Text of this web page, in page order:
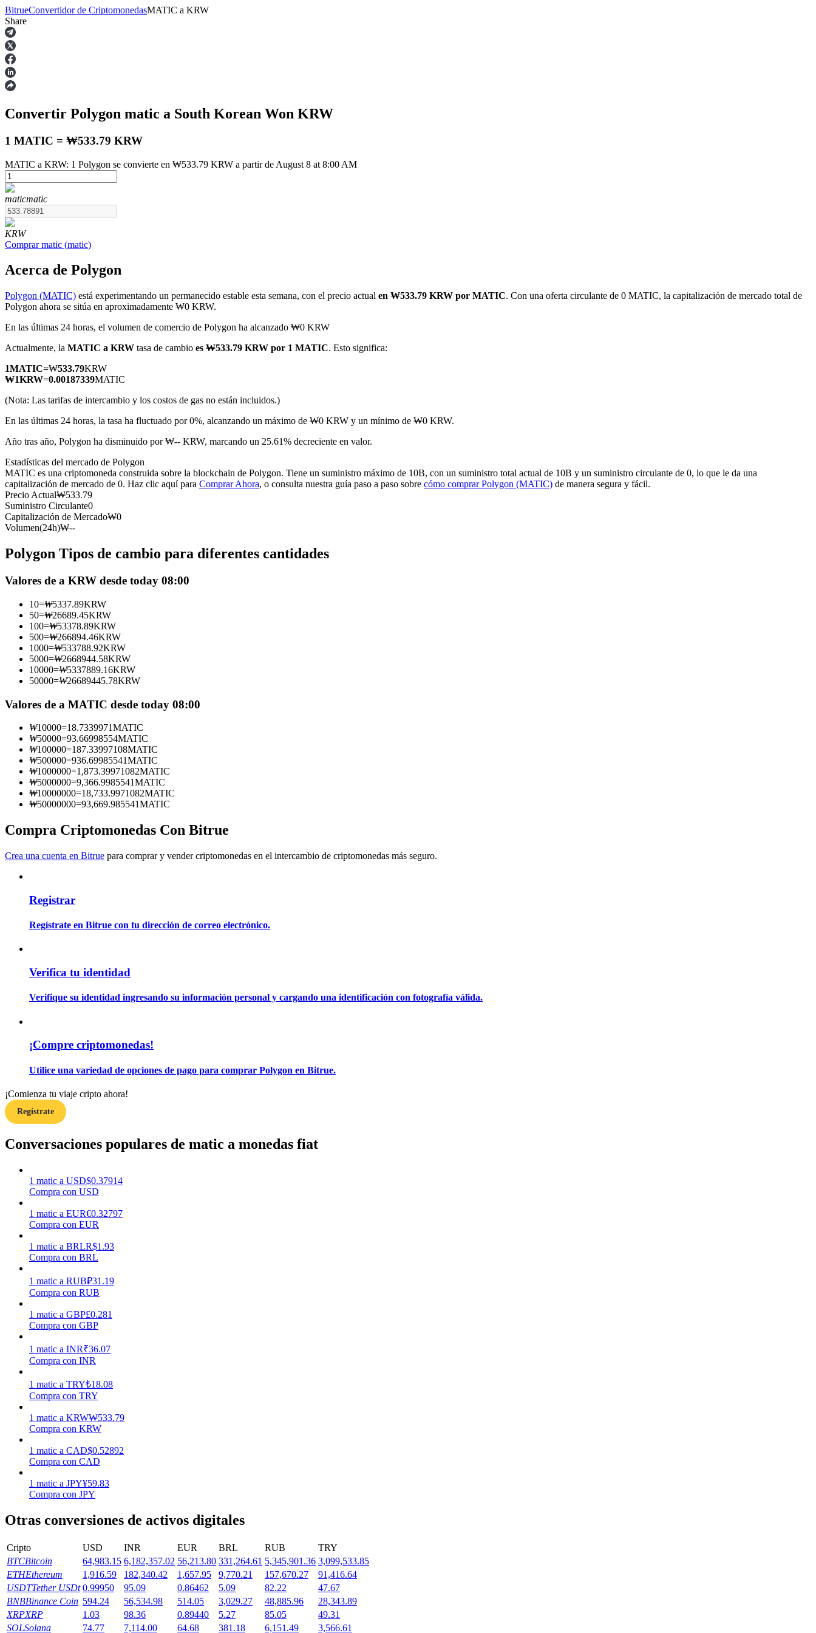
Futuros
Futuros del USDT
Futuros que utilizan USDT como garantía
Futuros COIN-M
Futuros de criptomonedas
Futuros que utilizan USDC como garantía
Copiar Trading
Únete a los mejores traders
Conviértete en un Trader de Copia
Información
Análisis de big data que incluye información comercial, etc.
Guía
Estrategias comerciales
Aprenda cómo mantenerse rentable
BitrueConvertidor de CriptomonedasMATIC a KRW
Share
Convertir Polygon matic a South Korean Won KRW
1 MATIC = ₩533.79 KRW
MATIC a KRW: 1 Polygon se convierte en ₩533.79 KRW a partir de August 8 at 8:00 AM
maticmatic
KRW
Comprar matic (matic)
Acerca de Polygon
Polygon (MATIC) está experimentando un permanecido estable esta semana, con el precio actual en ₩533.79 KRW por MATIC. Con una oferta circulante de 0 MATIC, la capitalización de mercado total de
Polygon ahora se sitúa en aproximadamente ₩0 KRW.
En las últimas 24 horas, el volumen de comercio de Polygon ha alcanzado ₩0 KRW
Actualmente, la MATIC a KRW tasa de cambio es ₩533.79 KRW por 1 MATIC. Esto significa:
1MATIC=₩533.79KRW
₩1KRW=0.00187339MATIC
(Nota: Las tarifas de intercambio y los costos de gas no están incluidos.)
En las últimas 24 horas, la tasa ha fluctuado por 0%, alcanzando un máximo de ₩0 KRW y un mínimo de ₩0 KRW.
Año tras año, Polygon ha disminuido por ₩-- KRW, marcando un 25.61% decreciente en valor.
Estadísticas del mercado de Polygon
MATIC es una criptomoneda construida sobre la blockchain de Polygon. Tiene un suministro máximo de 10B, con un suministro total actual de 10B y un suministro circulante de 0, lo que le da una
capitalización de mercado de 0. Haz clic aquí para Comprar Ahora, o consulta nuestra guía paso a paso sobre cómo comprar Polygon (MATIC) de manera segura y fácil.
Precio Actual₩533.79
Suministro Circulante0
Capitalización de Mercado₩0
Volumen(24h)₩--
Polygon Tipos de cambio para diferentes cantidades
Valores de a KRW desde today 08:00
10=₩5337.89KRW
50=₩26689.45KRW
100=₩53378.89KRW
500=₩266894.46KRW
1000=₩533788.92KRW
5000=₩2668944.58KRW
10000=₩5337889.16KRW
50000=₩26689445.78KRW
Valores de a MATIC desde today 08:00
₩10000=18.7339971MATIC
₩50000=93.66998554MATIC
₩100000=187.33997108MATIC
₩500000=936.69985541MATIC
₩1000000=1,873.39971082MATIC
₩5000000=9,366.9985541MATIC
₩10000000=18,733.9971082MATIC
₩50000000=93,669.985541MATIC
Compra Criptomonedas Con Bitrue
Crea una cuenta en Bitrue para comprar y vender criptomonedas en el intercambio de criptomonedas más seguro.
Registrar
Regístrate en Bitrue con tu dirección de correo electrónico.
Verifica tu identidad
Verifique su identidad ingresando su información personal y cargando una identificación con fotografía válida.
¡Compre criptomonedas!
Utilice una variedad de opciones de pago para comprar Polygon en Bitrue.
¡Comienza tu viaje cripto ahora!
Regístrate
Conversaciones populares de matic a monedas fiat
1 matic a USD$0.37914
Compra con USD
1 matic a EUR€0.32797
Compra con EUR
1 matic a BRLR$1.93
Compra con BRL
1 matic a RUB₽31.19
Compra con RUB
1 matic a GBP£0.281
Compra con GBP
1 matic a INR₹36.07
Compra con INR
1 matic a TRY₺18.08
Compra con TRY
1 matic a KRW₩533.79
Compra con KRW
1 matic a CAD$0.52892
Compra con CAD
1 matic a JPY¥59.83
Compra con JPY
Otras conversiones de activos digitales
Cripto USD INR EUR BRL RUB
TRY
BTCBitcoin 64,983.15 6,182,357.02 56,213.80 331,264.61 5,345,901.36 3,099,533.85
ETHEthereum 1,916.59 182,340.42 1,657.95 9,770.21 157,670.27
91,416.64
USDTTether USDt 0.99950 95.09 0.86462 5.09 82.22
47.67
BNBBinance Coin 594.24 56,534.98 514.05 3,029.27 48,885.96
28,343.89
XRPXRP 1.03 98.36 0.89440 5.27 85.05
49.31
SOLSolana 74.77 7,114.00 64.68 381.18 6,151.49
3,566.61